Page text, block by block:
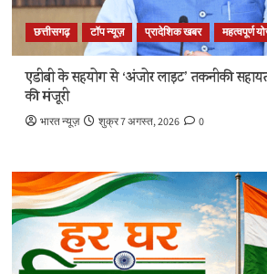
छत्तीसगढ़ टॉप न्यूज़ प्रादेशिक खबर महत्वपूर्ण
एडीबी के सहयोग से ‘अंजोर लाइट’ तकनीकी
की मंजूरी
भारत न्यूज़ शुक्र 7 अगस्त, 2026 0